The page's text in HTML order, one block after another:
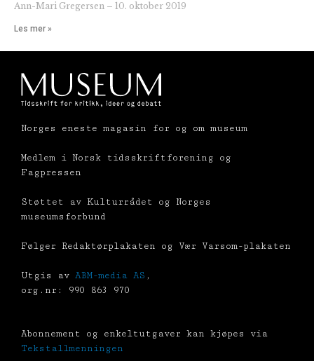
Ann-Mari Gregersen 10. oktober 2019
Les mer »
Norges eneste magasin for og om museum
Medlem i Norsk tidsskriftforening og
Fagpressen
Støttet av Kulturrådet og Norges
museumsforbund
Følger Redaktørplakaten og Vær Varsom-plakaten
Utgis av ABM-media AS ,
org.nr: 990 863 970
Abonnement og enkeltutgaver kan kjøpes via
Tekstallmenningen